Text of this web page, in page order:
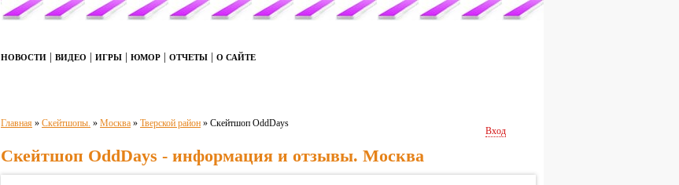
НОВОСТИ ВИДЕО ИГРЫ ЮМОР ОТЧЕТЫ О САЙТЕ
Главная » Скейтшопы. » Москва » Тверской район » Скейтшоп OddDays
Вход
Скейтшоп OddDays - информация и отзывы. Москва